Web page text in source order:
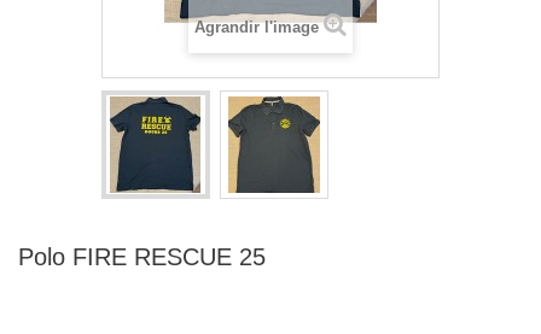
Agrandir l'image
Polo FIRE RESCUE 25